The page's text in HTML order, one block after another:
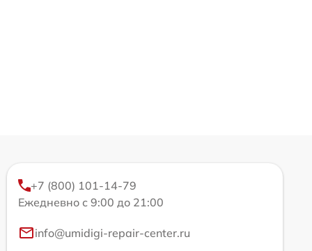
+7 (800) 101-14-79
Ежедневно с 9:00 до 21:00
info@umidigi-repair-center.ru